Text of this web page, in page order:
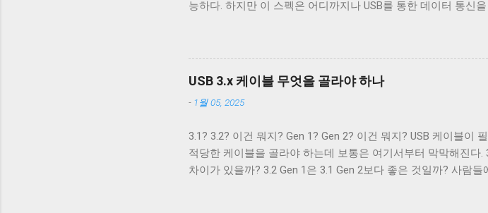
USB 3.x를 위해 새로운 모양의 컨넥터를...
능하다. 하지만 이 스펙은 어디까지나 USB를 통한 데이터 통신
필요로 했고, USB를 통한 전원 충전은 USB가 본래 의도했던
비롯한 많은 MP3 플레이어나 PMP 플레이어들이 이를 이용한
포트가 필요하니 별도의 충전 포트를 만드는 것보다 USB 포트
때문이다. 결국 브랜드마다 독자적인 USB를 통한 전원 충전 규
를 원했고, 결국 2007년 USB-IF는 USB Battery Charging(a.k.a.
최대 1.5A 별도 핸드셰이크 없음 D+/D- 쇼트 D+/D- 라인에 독립
용 USB 충전기에서 주로 사용 데스크톱, 노트북...
USB 3.x 케이블 무엇을 골라야 하나
- 1월 05, 2025
3.1? 3.2? 이건 뭐지? Gen 1? Gen 2? 이건 뭐지? USB 케이블이
적당한 케이블을 골라야 하는데 보통은 여기서부터 막막해진다.
차이가 있을까? 3.2 Gen 1은 3.1 Gen 2보다 좋은 것일까? 사람
것으로 보인다. 하지만 USB 3.2에서 규정하는 모든 기술이